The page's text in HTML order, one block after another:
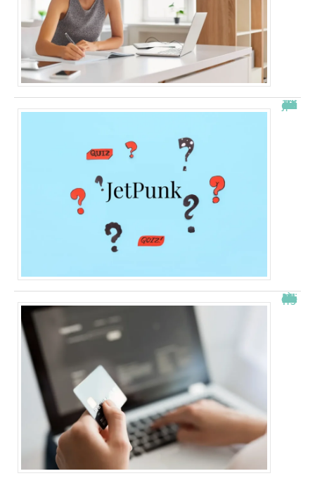
JetPunk : le meilleur site de quiz et de jeux !
À quelle heure les virements bancaires passent Crédit Agricole ?